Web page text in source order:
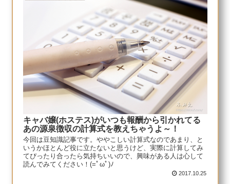
キャバ嬢(ホステス)がいつも報酬から引かれてる
あの源泉徴収の計算式を教えちゃうよ～！
今回は豆知識記事です。ややこしい計算式なのであまり、と
いうかほとんど役に立たないと思うけど、実際に計算してみ
てぴったり合ったら気持ちいいので、興味がある人は心して
読んでみてください！(=ﾟωﾟ)ﾉ
2017.10.25